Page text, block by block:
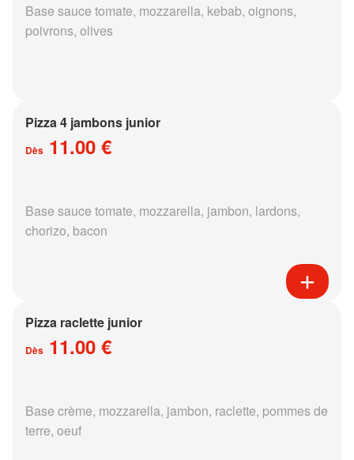
Base sauce tomate, mozzarella, kebab, oignons,
poivrons, olives
Pizza 4 jambons junior
Dès 11.00 €
Base sauce tomate, mozzarella, jambon, lardons,
chorizo, bacon
Pizza raclette junior
Dès 11.00 €
Base crème, mozzarella, jambon, raclette, pommes de
terre, oeuf